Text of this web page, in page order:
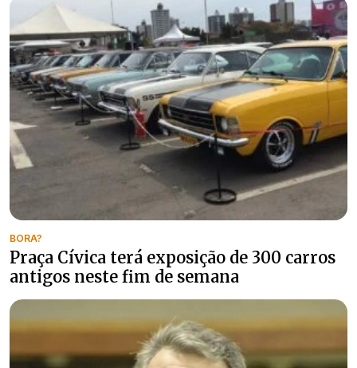
BORA?
Praça Cívica terá exposição de 300 carros
antigos neste fim de semana